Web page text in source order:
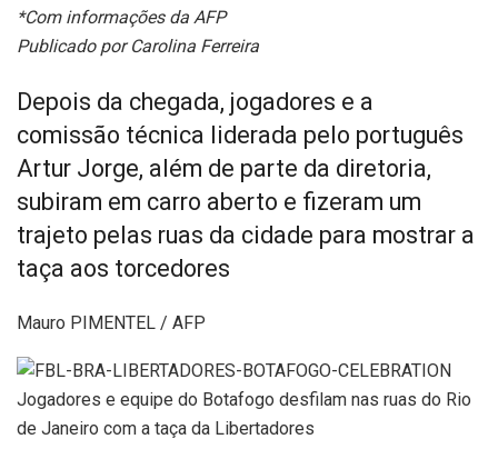
*Com informações da AFP
Publicado por Carolina Ferreira
Depois da chegada, jogadores e a
comissão técnica liderada pelo português
Artur Jorge, além de parte da diretoria,
subiram em carro aberto e fizeram um
trajeto pelas ruas da cidade para mostrar a
taça aos torcedores
Mauro PIMENTEL / AFP
Jogadores e equipe do Botafogo desfilam nas ruas do Rio
de Janeiro com a taça da Libertadores